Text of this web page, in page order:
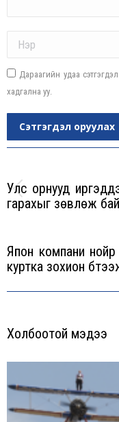
Дараагийн удаа
хадгална уу.
Сэтгэгдэл оруулах
Улс орнууд
гарахыг зөвлөж
Япон компани нойр
куртка зохион
Холбоотой мэдээ